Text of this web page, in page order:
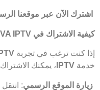
اشترك الآن عبر موقعنا
كيفية الاشتراك في IPTV
إذا كنت ترغب في تجربة
خدمة IPTV ، يمكنك
زيارة الموقع الرسمي: